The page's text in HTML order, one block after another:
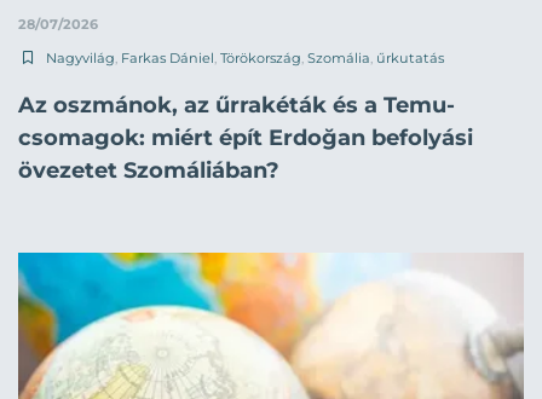
28/07/2026
Nagyvilág, Farkas Dániel, Törökország, Szomália, űrkutatás
Az oszmánok, az űrrakéták és a Temu-
csomagok: miért épít Erdoğan befolyási
övezetet Szomáliában?